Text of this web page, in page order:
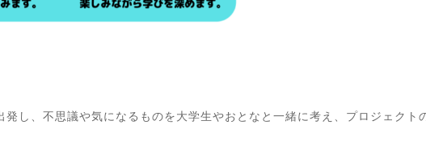
発し、不思議や気になるものを大学生やおとなと一緒に考え、プロジェクト